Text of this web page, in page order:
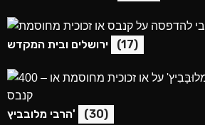
(17)
הרבי מלובביץ' (30)